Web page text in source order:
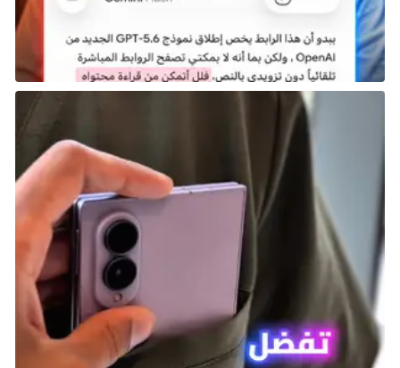
ألعاب كرة القدم غالبًا ما تثير النقاش بين المعجبين، حيث
يفضل البعض الأسلوب البسيط للإصدارات القديمة، بينما
يميل آخرون إلى التعقيد الموجود في إصدارات المحاكاة
الحديثة. تحقق FIFA 23 توازنًا بين الاثنين، حيث تقدم آليات
لعب ممتازة، خاصة في وضع المسيرة القوي والذي يبرز
تزداد التجربة انغماسًا عند اللعب ضمن أفضل الدوريات
الأوروبية، سواء كلاعب فردي أو كمدير فريق. توفر الفرق
واللاعبون المرخصون بشكل كامل إحساسًا قويًّا بالواقعية،
مما يعزز ارتباط المعجبين بعالم كرة القدم الحقيقي.
PES 2013
وضع مسيرة مميز مع Become A Legend